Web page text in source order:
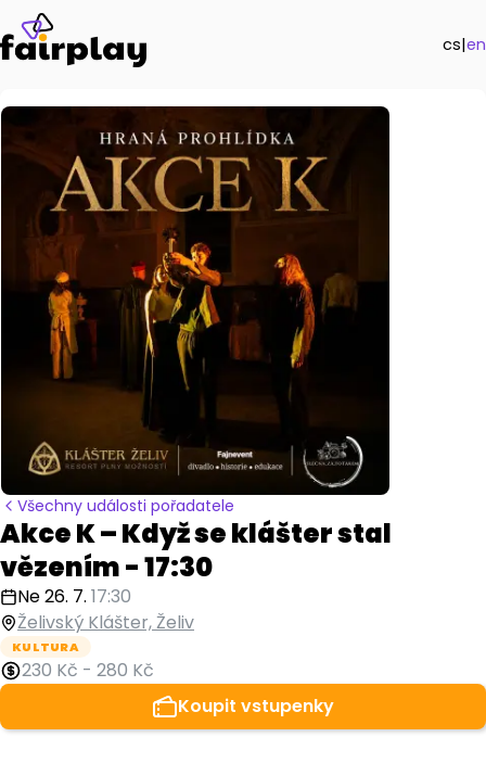
cs|en
Všechny události pořadatele
Akce K – Když se klášter stal
vězením - 17:30
Ne 26. 7. 17:30
Želivský Klášter, Želiv
KULTURA
230 Kč - 280 Kč
Koupit vstupenky